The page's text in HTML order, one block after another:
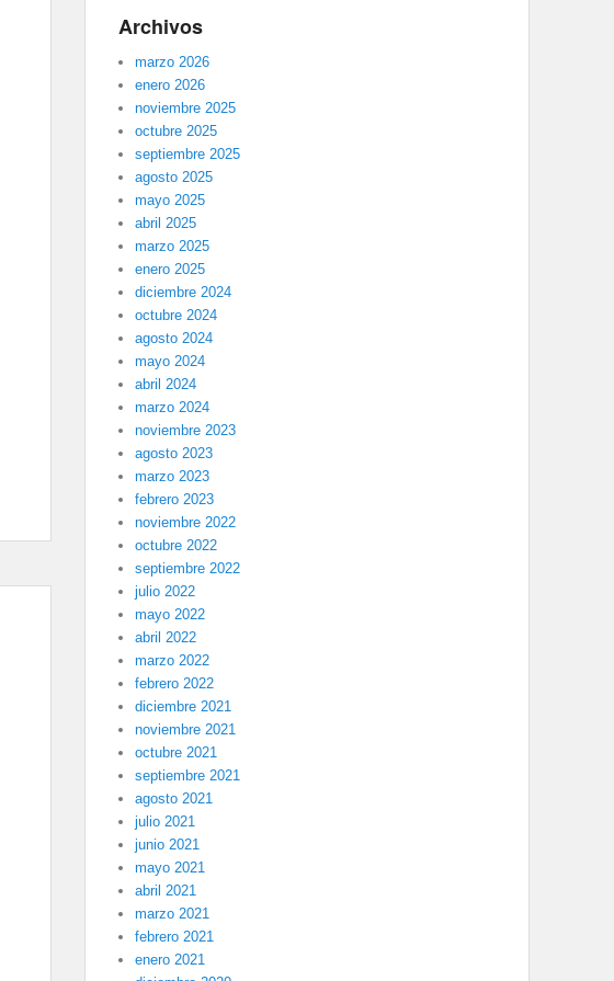
Archivos
marzo 2026
enero 2026
noviembre 2025
octubre 2025
septiembre 2025
agosto 2025
mayo 2025
abril 2025
marzo 2025
enero 2025
diciembre 2024
octubre 2024
agosto 2024
mayo 2024
abril 2024
marzo 2024
noviembre 2023
agosto 2023
marzo 2023
febrero 2023
noviembre 2022
octubre 2022
septiembre 2022
julio 2022
mayo 2022
abril 2022
marzo 2022
febrero 2022
diciembre 2021
noviembre 2021
octubre 2021
septiembre 2021
agosto 2021
julio 2021
junio 2021
mayo 2021
abril 2021
marzo 2021
febrero 2021
enero 2021